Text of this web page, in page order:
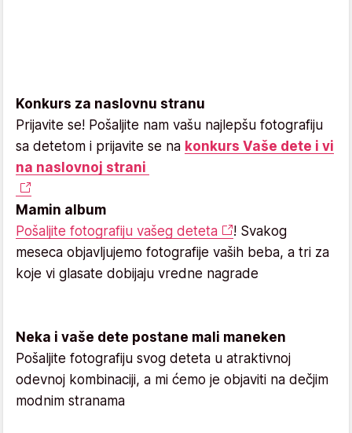
Konkurs za naslovnu stranu
Prijavite se! Pošaljite nam vašu najlepšu fotografiju
sa detetom i prijavite se na konkurs Vaše dete i vi
na naslovnoj strani
Mamin album
Pošaljite fotografiju vašeg deteta
! Svakog
meseca objavljujemo fotografije vaših beba, a tri za
koje vi glasate dobijaju vredne nagrade
Neka i vaše dete postane mali maneken
Pošaljite fotografiju svog deteta u atraktivnoj
odevnoj kombinaciji, a mi ćemo je objaviti na dečjim
modnim stranama